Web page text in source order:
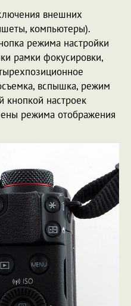
внешних
компьютеры).
режима настройки
рамки фокусировки,
вспышка, режим
кнопкой настроек
режима отображения